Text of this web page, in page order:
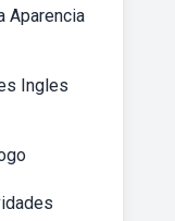
Aparencia
Ingles